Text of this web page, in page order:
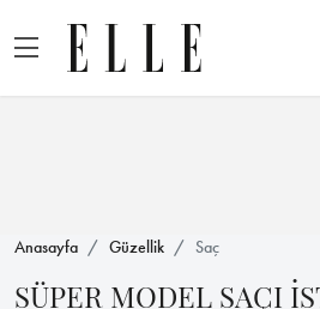
Anasayfa Güzellik Saç
SÜPER MODEL SAÇI